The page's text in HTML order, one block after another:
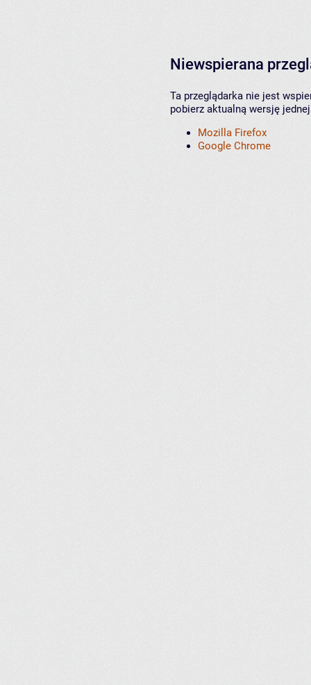
Niewspierana
Ta przeglądarka nie jest
pobierz aktualną wersję
Mozilla Firefox
Google Chrome